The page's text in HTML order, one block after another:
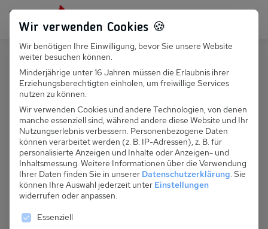
Persönlich für dich da: +49 251 899 050
Suchfeld
Suchen
PL 051.013A - FH Sonne Dar 2
Wir verwenden Cookies 🍪
Wir benötigen Ihre Einwilligung, bevor Sie unsere Website
weiter besuchen können.
Minderjährige unter 16 Jahren müssen die Erlaubnis ihrer
Erziehungsberechtigten einholen, um freiwillige Services
nutzen zu können.
Wir verwenden Cookies und andere Technologien, von denen
manche essenziell sind, während andere diese Website und Ihr
Nutzungserlebnis verbessern. Personenbezogene Daten
können verarbeitet werden (z. B. IP-Adressen), z. B. für
personalisierte Anzeigen und Inhalte oder Anzeigen- und
Inhaltsmessung. Weitere Informationen über die Verwendung
Ihrer Daten finden Sie in unserer Datenschutzerklärung. Sie
können Ihre Auswahl jederzeit unter Einstellungen
widerrufen oder anpassen.
Es folgt eine Liste der Service-Gruppen, für die
Essenziell